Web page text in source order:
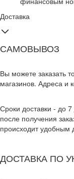
Доставка
САМОВЫВОЗ
Вы можете заказать
магазинов. Адреса и
Сроки доставки - до
после получения
происходит удобным
ДОСТАВКА ПО